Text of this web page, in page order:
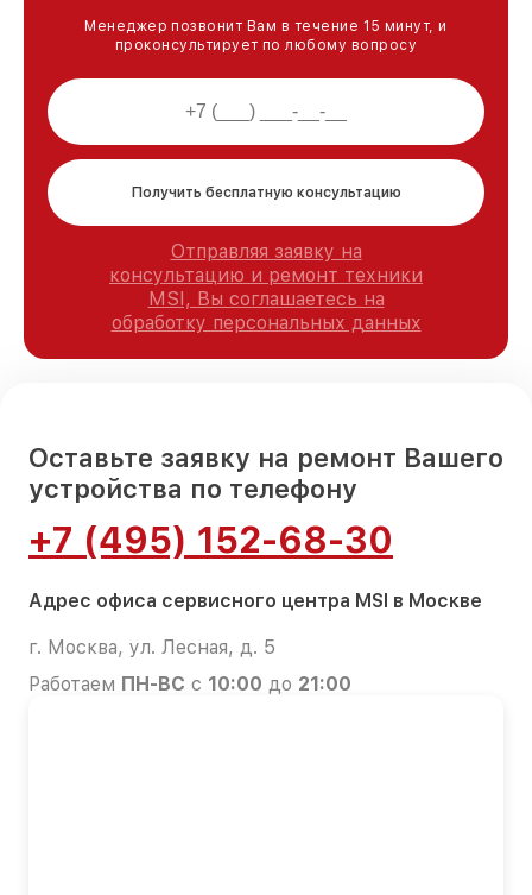
Менеджер позвонит Вам в течение 15 минут, и
проконсультирует по любому вопросу
Получить бесплатную консультацию
Отправляя заявку на
консультацию и ремонт техники
MSI, Вы соглашаетесь на
обработку персональных данных
Оставьте заявку на ремонт Вашего
устройства по телефону
+7 (495) 152-68-30
Адрес офиса сервисного центра MSI в Москве
г. Москва, ул. Лесная, д. 5
Работаем ПН-ВС с 10:00 до 21:00